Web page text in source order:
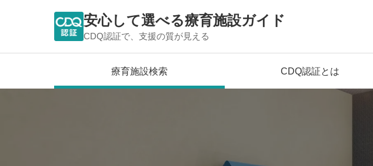
安心して選べる療育施設ガイド
CDQ認証で、支援の質が見える
療育施設検索 CDQ認証とは